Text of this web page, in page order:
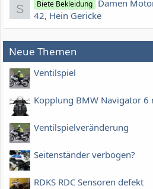
S Biete Bekleidung Damen
42, Hein Gericke
Neue Themen
Ventilspiel
Kopplung BMW Navigator 6
Ventilspielveränderung
Seitenständer verbogen?
RDKS RDC Sensoren defekt